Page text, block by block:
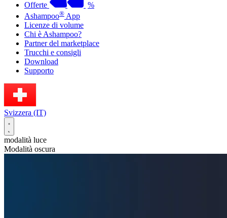
Offerte
%
Ashampoo® App
Licenze di volume
Chi è Ashampoo?
Partner del marketplace
Trucchi e consigli
Download
Supporto
Svizzera (IT)
modalità luce
Modalità oscura